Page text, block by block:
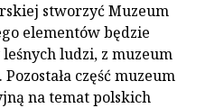
stworzyć Muzeum
elementów będzie
ludzi, z muzeum
część muzeum
na temat polskich